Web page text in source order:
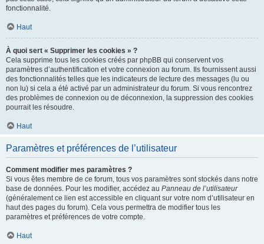
fonctionnalité.
Haut
À quoi sert « Supprimer les cookies » ?
Cela supprime tous les cookies créés par phpBB qui conservent vos
paramètres d’authentification et votre connexion au forum. Ils fournissent aussi
des fonctionnalités telles que les indicateurs de lecture des messages (lu ou
non lu) si cela a été activé par un administrateur du forum. Si vous rencontrez
des problèmes de connexion ou de déconnexion, la suppression des cookies
pourrait les résoudre.
Haut
Paramètres et préférences de l’utilisateur
Comment modifier mes paramètres ?
Si vous êtes membre de ce forum, tous vos paramètres sont stockés dans notre
base de données. Pour les modifier, accédez au Panneau de l’utilisateur
(généralement ce lien est accessible en cliquant sur votre nom d’utilisateur en
haut des pages du forum). Cela vous permettra de modifier tous les
paramètres et préférences de votre compte.
Haut